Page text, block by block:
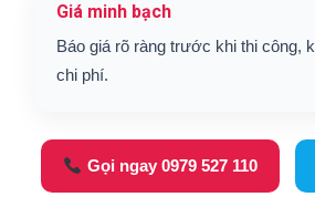
Giá minh bạch
Báo giá rõ ràng trước khi thi công,
chi phí.
Gọi ngay 0979 527 110